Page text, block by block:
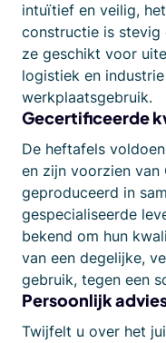
intuïtief en veilig,
constructie is stevig
ze geschikt voor
logistiek en
werkplaatsgebruik.
Gecertificeerde
De heftafels
en zijn voorzien van
geproduceerd in
gespecialiseerde
bekend om hun
van een degelijke,
gebruik, tegen een
Persoonlijk
Twijfelt u over het